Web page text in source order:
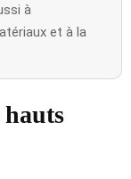
à
et à la